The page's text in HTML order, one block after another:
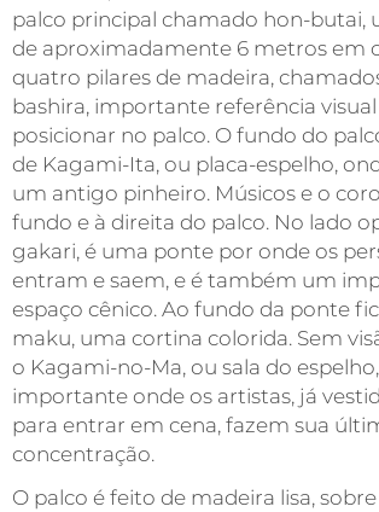
palco principal chamado hon-butai,
de aproximadamente 6 metros em
quatro pilares de madeira,
bashira, importante referência
posicionar no palco. O fundo do
de Kagami-Ita, ou placa-espelho,
um antigo pinheiro. Músicos e o
fundo e à direita do palco. No lado
gakari, é uma ponte por onde os
entram e saem, e é também um
espaço cênico. Ao fundo da ponte
maku, uma cortina colorida. Sem
o Kagami-no-Ma, ou sala do
importante onde os artistas, já
para entrar em cena, fazem sua
concentração.
O palco é feito de madeira lisa,